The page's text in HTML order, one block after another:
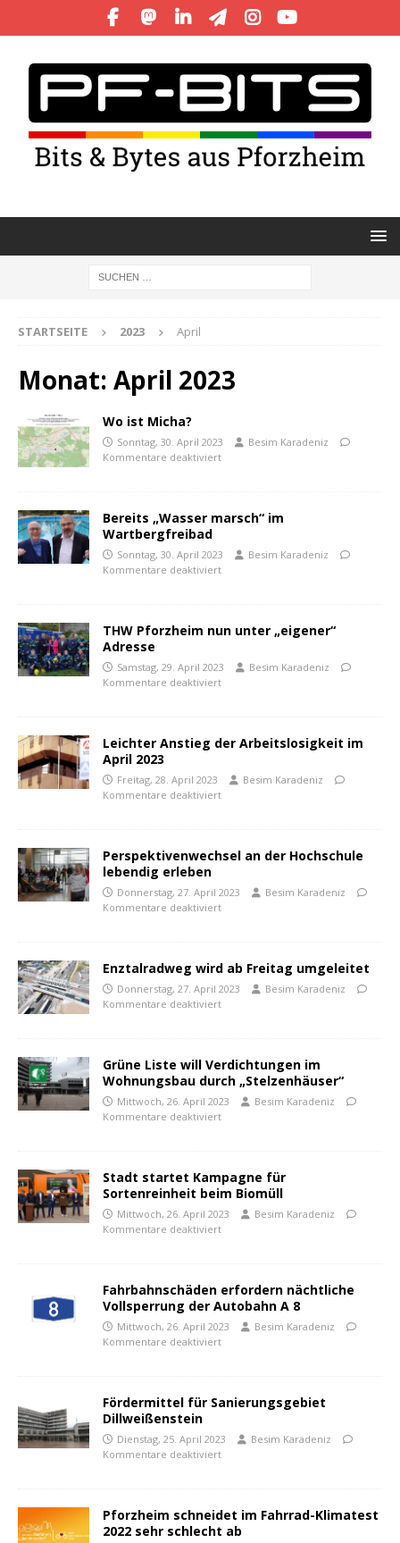
STARTSEITE 2023 April
Monat: April 2023
Wo ist Micha?
Sonntag, 30. April 2023
Besim Karadeniz
Kommentare deaktiviert
Bereits „Wasser marsch“ im
Wartbergfreibad
Sonntag, 30. April 2023
Besim Karadeniz
Kommentare deaktiviert
THW Pforzheim nun unter „eigener“
Adresse
Samstag, 29. April 2023
Besim Karadeniz
Kommentare deaktiviert
Leichter Anstieg der Arbeitslosigkeit im
April 2023
Freitag, 28. April 2023
Besim Karadeniz
Kommentare deaktiviert
Perspektivenwechsel an der Hochschule
lebendig erleben
Donnerstag, 27. April 2023
Besim Karadeniz
Kommentare deaktiviert
Enztalradweg wird ab Freitag umgeleitet
Donnerstag, 27. April 2023
Besim Karadeniz
Kommentare deaktiviert
Grüne Liste will Verdichtungen im
Wohnungsbau durch „Stelzenhäuser“
Mittwoch, 26. April 2023
Besim Karadeniz
Kommentare deaktiviert
Stadt startet Kampagne für
Sortenreinheit beim Biomüll
Mittwoch, 26. April 2023
Besim Karadeniz
Kommentare deaktiviert
Fahrbahnschäden erfordern nächtliche
Vollsperrung der Autobahn A 8
Mittwoch, 26. April 2023
Besim Karadeniz
Kommentare deaktiviert
Fördermittel für Sanierungsgebiet
Dillweißenstein
Dienstag, 25. April 2023
Besim Karadeniz
Kommentare deaktiviert
Pforzheim schneidet im Fahrrad-Klimatest
2022 sehr schlecht ab